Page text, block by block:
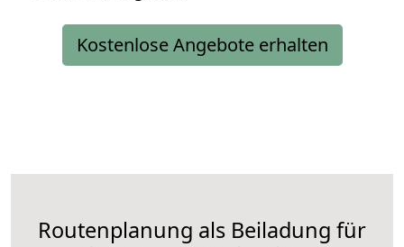
Kostenlose Angebote erhalten
Routenplanung als Beiladung für